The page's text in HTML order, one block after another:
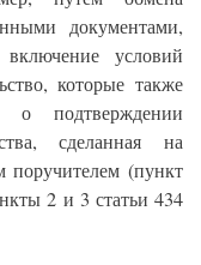
документами,
условий
которые также
о подтверждении
сделанная на
поручителем (пункт
2 и 3 статьи 434